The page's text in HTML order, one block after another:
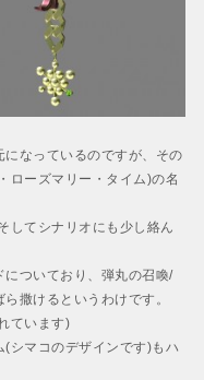
になっているのですが、その
ローズマリー・タイム)の名
してシナリオにも少し絡ん
についており、弾丸の召喚/
撒けるというわけです。
ています)
(シマコのデザインです)もハ